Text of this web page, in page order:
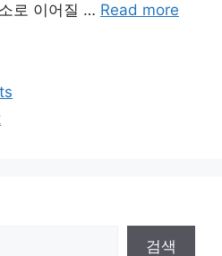
로 이어질 … Read more
검색